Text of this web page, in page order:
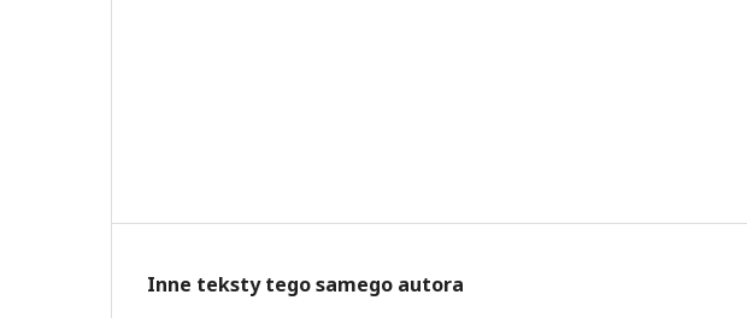
Inne teksty tego samego autora